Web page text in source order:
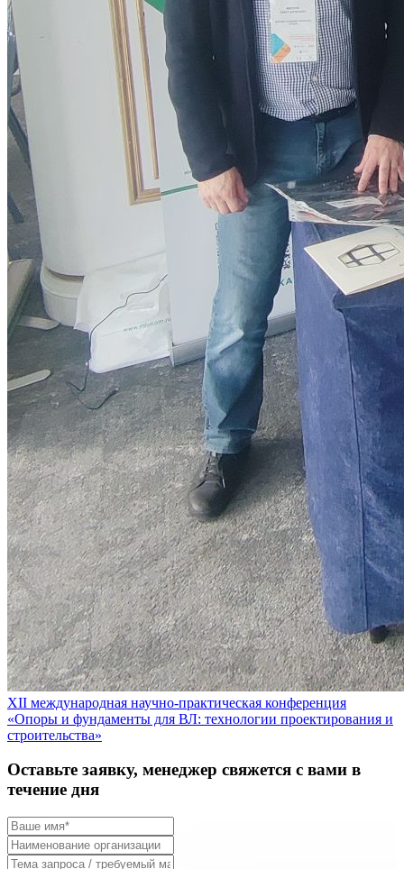
XII международная научно-практическая конференция
«Опоры и фундаменты для ВЛ: технологии проектирования и
строительства»
Оставьте заявку, менеджер свяжется с вами в
течение дня